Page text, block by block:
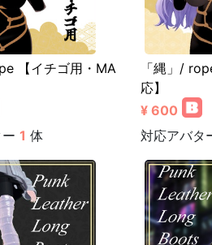
【イチゴ用・MA
1 体
「縄」/
応】
¥ 600
対応アバタ